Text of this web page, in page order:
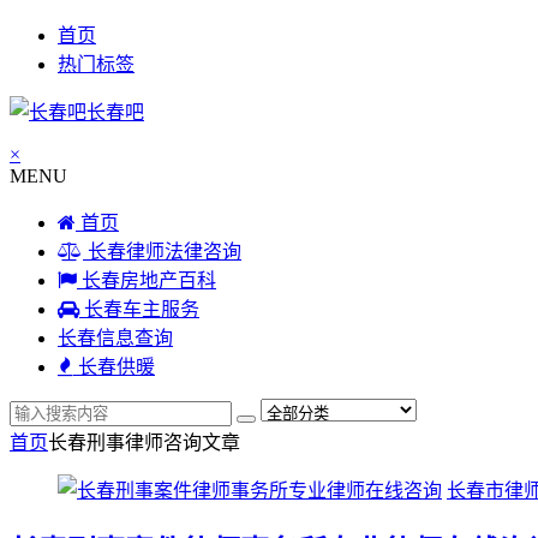
首页
热门标签
长春吧
×
MENU
首页
长春律师法律咨询
长春房地产百科
长春车主服务
长春信息查询
长春供暖
首页长春刑事律师咨询文章
长春市律